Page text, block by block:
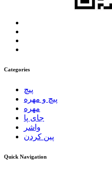
Categories
پیچ
پیچ و مهره
مهره
جای پا
واشر
پین کردن
Quick Navigation